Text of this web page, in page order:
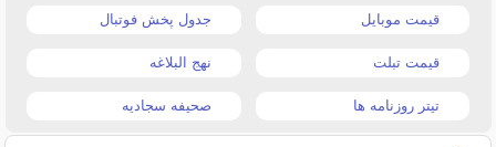
قیمت موبایل جدول پخش فوتبال
قیمت تبلت نهج البلاغه
تیتر روزنامه ها صحیفه سجادیه